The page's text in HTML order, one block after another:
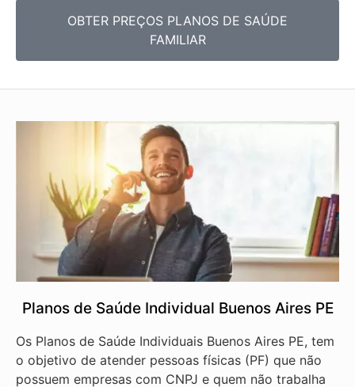
OBTER PREÇOS PLANOS DE SAÚDE
FAMILIAR
Planos de Saúde Individual Buenos Aires PE
Os Planos de Saúde Individuais Buenos Aires PE, tem
o objetivo de atender pessoas físicas (PF) que não
possuem empresas com CNPJ e quem não trabalha